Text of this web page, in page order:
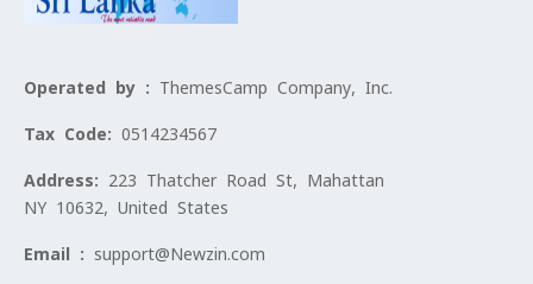
Operated by : ThemesCamp Company, Inc.
Tax Code: 0514234567
Address: 223 Thatcher Road St, Mahattan
NY 10632, United States
Email : support@Newzin.com